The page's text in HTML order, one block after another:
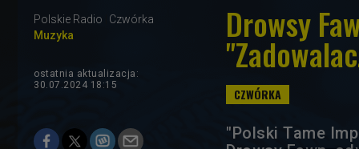
Polskie Radio
Czwórka
Muzyka
Drowsy
ostatnia aktualizacja:
30.07.2024 18:15
"Polski Tame